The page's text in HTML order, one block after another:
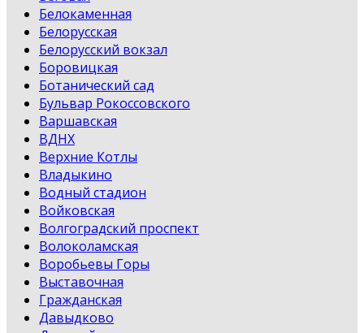
Белокаменная
Белорусская
Белорусский вокзал
Боровицкая
Ботанический сад
Бульвар Рокоссовского
Варшавская
ВДНХ
Верхние Котлы
Владыкино
Водный стадион
Войковская
Волгоградский проспект
Волоколамская
Воробьевы Горы
Выставочная
Гражданская
Давыдково